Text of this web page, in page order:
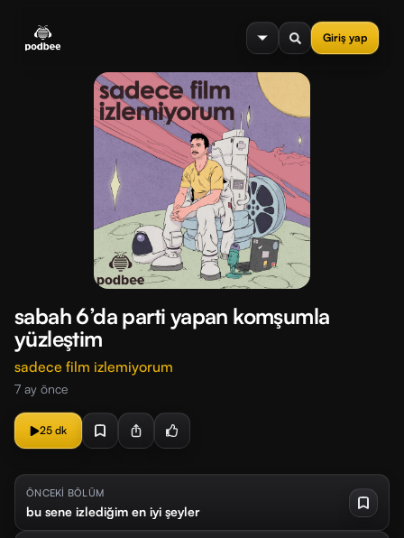
Giriş yap
menu
sabah 6’da parti yapan komşumla
yüzleştim
sadece film izlemiyorum
7 ay önce
25 dk
ÖNCEKİ BÖLÜM
bu sene izlediğim en iyi şeyler